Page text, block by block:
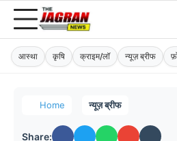
आस्था कृषि क्राइम/लॉ न्यूज़ ब्रीफ
Home न्यूज़ ब्रीफ
Share: